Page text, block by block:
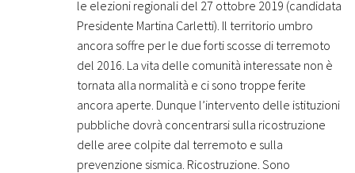
le elezioni regionali del 27 ottobre 2019 (candidata
Presidente Martina Carletti). Il territorio umbro
ancora soffre per le due forti scosse di terremoto
del 2016. La vita delle comunità interessate non è
tornata alla normalità e ci sono troppe ferite
ancora aperte. Dunque l’intervento delle istituzioni
pubbliche dovrà concentrarsi sulla ricostruzione
delle aree colpite dal terremoto e sulla
prevenzione sismica. Ricostruzione. Sono